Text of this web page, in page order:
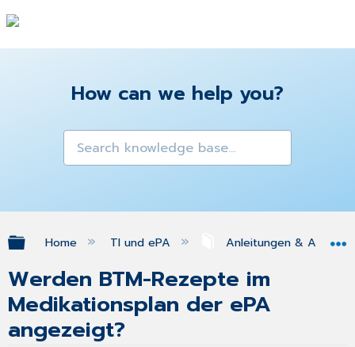
How can we help you?
Expand/collapse global hierarchy
Home TI und ePA Anleitungen &
Werden BTM-Rezepte im
Medikationsplan der ePA
angezeigt?